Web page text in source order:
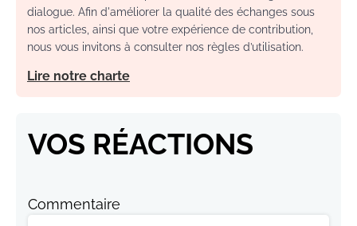
dialogue. Afin d'améliorer la qualité des échanges sous
nos articles, ainsi que votre expérience de contribution,
nous vous invitons à consulter nos règles d’utilisation.
Lire notre charte
VOS RÉACTIONS
Commentaire